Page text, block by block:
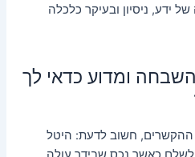
ניסיון ובעיקר כלכלה
ומדוע כדאי לך
ההקשרים, חשוב לדעת: היטל